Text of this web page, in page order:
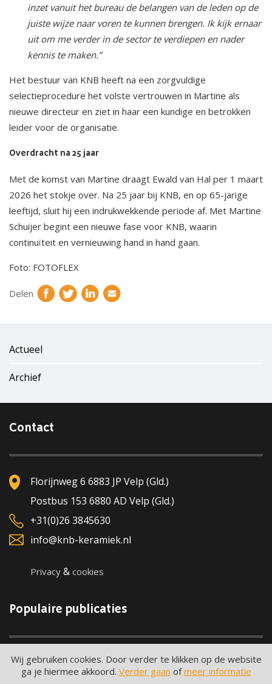
Actueel
Archief
inzet vanuit het bureau de belangen van de leden op de
juiste wijze naar voren te kunnen brengen. Ik kijk ernaar
uit om me verder in de sector te verdiepen en nader
kennis te maken.”
Het bestuur van KNB heeft na een zorgvuldige
selectieprocedure het volste vertrouwen in Martine als
nieuwe directeur en ziet in haar een kundige en betrokken
leider voor de organisatie.
Overdracht na 25 jaar
Met de komst van Martine draagt Ewald van Hal per 1 maart
2026 het stokje over. Na 25 jaar bij KNB, en op 65-jarige
leeftijd, sluit hij een indrukwekkende periode af. Met Martine
Schuijer begint een nieuwe fase voor KNB, waarin
continuïteit en vernieuwing hand in hand gaan.
Foto: FOTOFLEX
Delen
Contact
Florijnweg 6 6883 JP Velp (Gld.)
Postbus 153 6880 AD Velp (Gld.)
+31(0)26 3845630
info@knb-keramiek.nl
Privacy & cookies
Populaire publicaties
Wij gebruiken cookies. Door verder te klikken op de website
ga je hiermee akkoord. Verder gaan ofmeer informatie